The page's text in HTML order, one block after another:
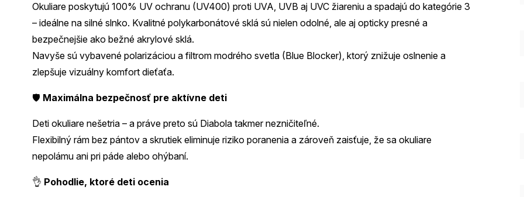
Okuliare poskytujú 100% UV ochranu (UV400) proti UVA, UVB aj UVC žiareniu a spadajú do kategórie 3
– ideálne na silné slnko. Kvalitné polykarbonátové sklá sú nielen odolné, ale aj opticky presné a
bezpečnejšie ako bežné akrylové sklá.
Navyše sú vybavené polarizáciou a filtrom modrého svetla (Blue Blocker), ktorý znižuje oslnenie a
zlepšuje vizuálny komfort dieťaťa.
🛡️ Maximálna bezpečnosť pre aktívne deti
Deti okuliare nešetria – a práve preto sú Diabola takmer nezničiteľné.
Flexibilný rám bez pántov a skrutiek eliminuje riziko poranenia a zároveň zaisťuje, že sa okuliare
nepolámu ani pri páde alebo ohýbaní.
👌 Pohodlie, ktoré deti ocenia